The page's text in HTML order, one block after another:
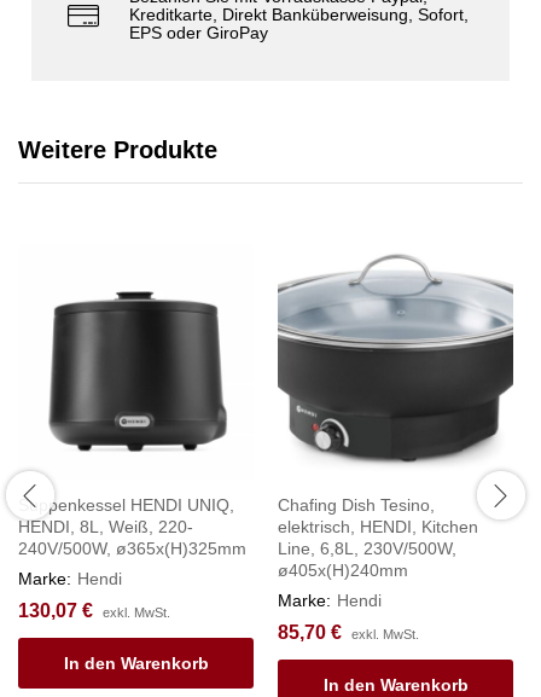
Kreditkarte, Direkt Banküberweisung, Sofort,
EPS oder GiroPay
Weitere Produkte
Suppenkessel HENDI UNIQ,
HENDI, 8L, Weiß, 220-
240V/500W, ø365x(H)325mm
Marke: Hendi
130,07 € exkl. MwSt.
In den Warenkorb
Chafing Dish Tesino,
elektrisch, HENDI, Kitchen
Line, 6,8L, 230V/500W,
ø405x(H)240mm
Marke: Hendi
85,70 € exkl. MwSt.
In den Warenkorb